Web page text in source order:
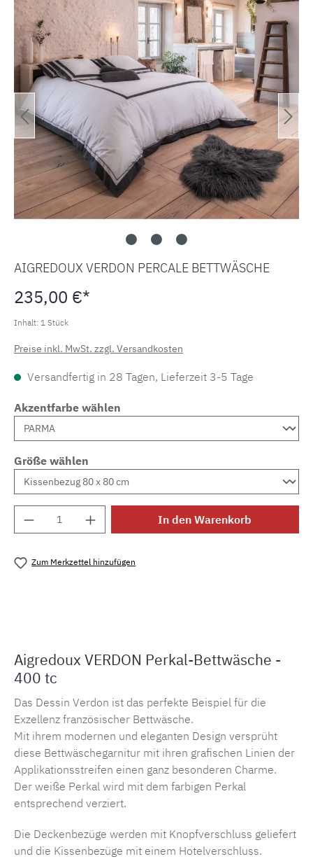
AIGREDOUX VERDON PERCALE BETTWÄSCHE
235,00 €*
Inhalt: 1 Stück
Preise inkl. MwSt. zzgl. Versandkosten
Versandfertig in 28 Tagen, Lieferzeit 3-5 Tage
Akzentfarbe wählen
Größe wählen
Produkt Anzahl: Gib den gewünschten
In den Warenkorb
Zum Merkzettel hinzufügen
Aigredoux VERDON Perkal-Bettwäsche -
400 tc
Das Dessin Verdon ist das perfekte Beispiel für die
Exzellenz französischer Bettwäsche.
Mit ihrem modernen und eleganten Design versprüht
diese Bettwäschegarnitur mit ihren grafischen Linien der
Applikationsstreifen einen ganz besonderen Charme.
Der weiße Perkal wird mit dem farbigen Perkal
entsprechend verziert.
Die Deckenbezüge werden mit Knopfverschluss geliefert
und die Kissenbezüge mit einem Hotelverschluss.